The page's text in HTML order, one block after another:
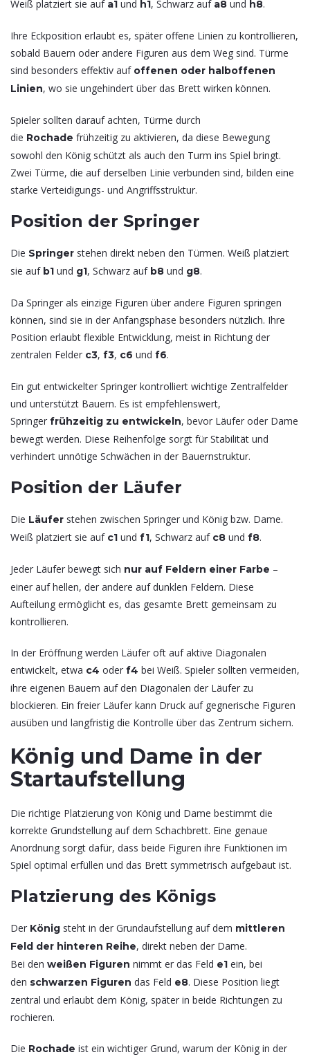
Weiß platziert sie auf a1 und h1, Schwarz auf a8 und h8.
Ihre Eckposition erlaubt es, später offene Linien zu kontrollieren,
sobald Bauern oder andere Figuren aus dem Weg sind. Türme
sind besonders effektiv auf offenen oder halboffenen
Linien, wo sie ungehindert über das Brett wirken können.
Spieler sollten darauf achten, Türme durch
die Rochade frühzeitig zu aktivieren, da diese Bewegung
sowohl den König schützt als auch den Turm ins Spiel bringt.
Zwei Türme, die auf derselben Linie verbunden sind, bilden eine
starke Verteidigungs- und Angriffsstruktur.
Position der Springer
Die Springer stehen direkt neben den Türmen. Weiß platziert
sie auf b1 und g1, Schwarz auf b8 und g8.
Da Springer als einzige Figuren über andere Figuren springen
können, sind sie in der Anfangsphase besonders nützlich. Ihre
Position erlaubt flexible Entwicklung, meist in Richtung der
zentralen Felder c3, f3, c6 und f6.
Ein gut entwickelter Springer kontrolliert wichtige Zentralfelder
und unterstützt Bauern. Es ist empfehlenswert,
Springer frühzeitig zu entwickeln, bevor Läufer oder Dame
bewegt werden. Diese Reihenfolge sorgt für Stabilität und
verhindert unnötige Schwächen in der Bauernstruktur.
Position der Läufer
Die Läufer stehen zwischen Springer und König bzw. Dame.
Weiß platziert sie auf c1 und f1, Schwarz auf c8 und f8.
Jeder Läufer bewegt sich nur auf Feldern einer Farbe –
einer auf hellen, der andere auf dunklen Feldern. Diese
Aufteilung ermöglicht es, das gesamte Brett gemeinsam zu
kontrollieren.
In der Eröffnung werden Läufer oft auf aktive Diagonalen
entwickelt, etwa c4 oder f4 bei Weiß. Spieler sollten vermeiden,
ihre eigenen Bauern auf den Diagonalen der Läufer zu
blockieren. Ein freier Läufer kann Druck auf gegnerische Figuren
ausüben und langfristig die Kontrolle über das Zentrum sichern.
König und Dame in der
Startaufstellung
Die richtige Platzierung von König und Dame bestimmt die
korrekte Grundstellung auf dem Schachbrett. Eine genaue
Anordnung sorgt dafür, dass beide Figuren ihre Funktionen im
Spiel optimal erfüllen und das Brett symmetrisch aufgebaut ist.
Platzierung des Königs
Der König steht in der Grundaufstellung auf dem mittleren
Feld der hinteren Reihe, direkt neben der Dame.
Bei den weißen Figuren nimmt er das Feld e1 ein, bei
den schwarzen Figuren das Feld e8. Diese Position liegt
zentral und erlaubt dem König, später in beide Richtungen zu
rochieren.
Die Rochade ist ein wichtiger Grund, warum der König in der